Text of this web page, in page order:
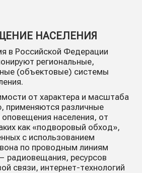
НАСЕЛЕНИЯ
в Российской Федерации
региональные,
(объектовые) системы
от характера и масштаба
применяются различные
населения, от
как «подворовый обход»,
с использованием
по проводным линиям
радиовещания, ресурсов
связи, интернет-технологий